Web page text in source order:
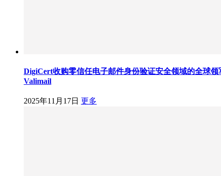
DigiCert收购零信任电子邮件身份验证安全领域的全球领
Valimail
2025年11月17日 更多